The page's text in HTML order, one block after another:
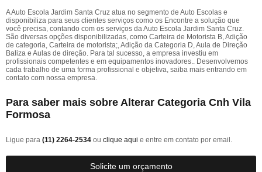
A Auto Escola Jardim Santa Cruz atua no segmento de Auto Escolas e
disponibiliza para seus clientes serviços como os Encontre a solução que
você precisa, contando com os serviços da Auto Escola Jardim Santa Cruz.
São diversas opções disponibilizadas, como Carteira de Motorista B, Adição
de categoria, Carteira de motorista;, Adição da Categoria D, Aula de Direção
Baliza e Aulas de direção. Para tal sucesso, a empresa investiu em
profissionais competentes e em equipamentos inovadores.. Desenvolvemos
cada trabalho de uma forma profissional e objetiva, saiba mais entrando em
contato com nossa empresa.
Para saber mais sobre Alterar Categoria Cnh Vila
Formosa
Ligue para (11) 2264-2534 ou clique aqui e entre em contato por email.
Solicite um orçamento